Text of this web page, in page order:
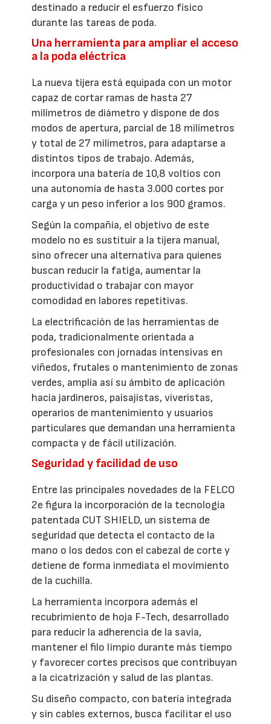
destinado a reducir el esfuerzo físico
durante las tareas de poda.
Una herramienta para ampliar el acceso
a la poda eléctrica
La nueva tijera está equipada con un motor
capaz de cortar ramas de hasta 27
milímetros de diámetro y dispone de dos
modos de apertura, parcial de 18 milímetros
y total de 27 milímetros, para adaptarse a
distintos tipos de trabajo. Además,
incorpora una batería de 10,8 voltios con
una autonomía de hasta 3.000 cortes por
carga y un peso inferior a los 900 gramos.
Según la compañía, el objetivo de este
modelo no es sustituir a la tijera manual,
sino ofrecer una alternativa para quienes
buscan reducir la fatiga, aumentar la
productividad o trabajar con mayor
comodidad en labores repetitivas.
La electrificación de las herramientas de
poda, tradicionalmente orientada a
profesionales con jornadas intensivas en
viñedos, frutales o mantenimiento de zonas
verdes, amplía así su ámbito de aplicación
hacia jardineros, paisajistas, viveristas,
operarios de mantenimiento y usuarios
particulares que demandan una herramienta
compacta y de fácil utilización.
Seguridad y facilidad de uso
Entre las principales novedades de la FELCO
2e figura la incorporación de la tecnología
patentada CUT SHIELD, un sistema de
seguridad que detecta el contacto de la
mano o los dedos con el cabezal de corte y
detiene de forma inmediata el movimiento
de la cuchilla.
La herramienta incorpora además el
recubrimiento de hoja F-Tech, desarrollado
para reducir la adherencia de la savia,
mantener el filo limpio durante más tiempo
y favorecer cortes precisos que contribuyan
a la cicatrización y salud de las plantas.
Su diseño compacto, con batería integrada
y sin cables externos, busca facilitar el uso